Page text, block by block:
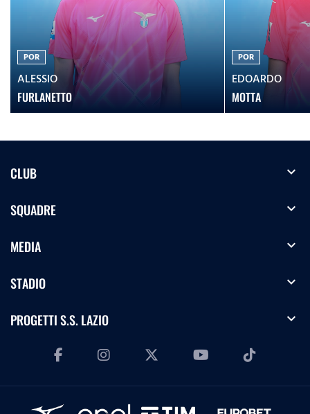
POR
ALESSIO
FURLANETTO
POR
EDOARDO
MOTTA
CLUB expand_more
SQUADRE expand_more
MEDIA expand_more
STADIO expand_more
PROGETTI S.S. LAZIO expand_more